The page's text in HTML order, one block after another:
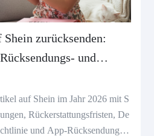
zurücksenden:
und
auf Shein im Jahr 2026 mit S
Rückerstattungsfristen, De
und App-Rücksendungsa